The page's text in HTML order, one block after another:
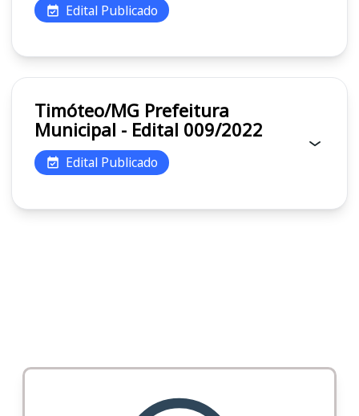
Edital Publicado
Timóteo/MG Prefeitura
Municipal - Edital 009/2022
Edital Publicado